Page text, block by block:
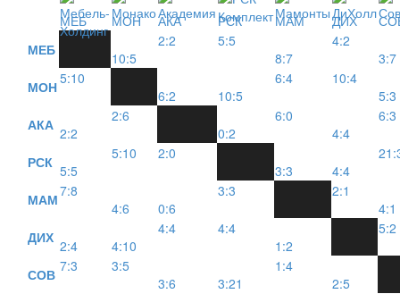
МЕБ МОН АКА РСК МАМ ДИХ
МЕБ
10:5
2:2
5:5
8:7
4:2
3:7
МОН5:10
6:2
10:5
6:4
10:4
5:3
АКА 2:2
2:6
0:2
6:0
4:4
6:3
РСК 5:5
5:10
2:0
3:3
4:4
МАМ7:8
4:6
0:6
3:3
2:1
4:1
ДИХ 2:4 4:10
4:4
4:4
1:2
5:2
СОВ 7:3
3:5
3:6
3:21
1:4
2:5